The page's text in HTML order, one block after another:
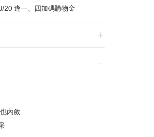
20 逢一、四加碼購物金
內斂